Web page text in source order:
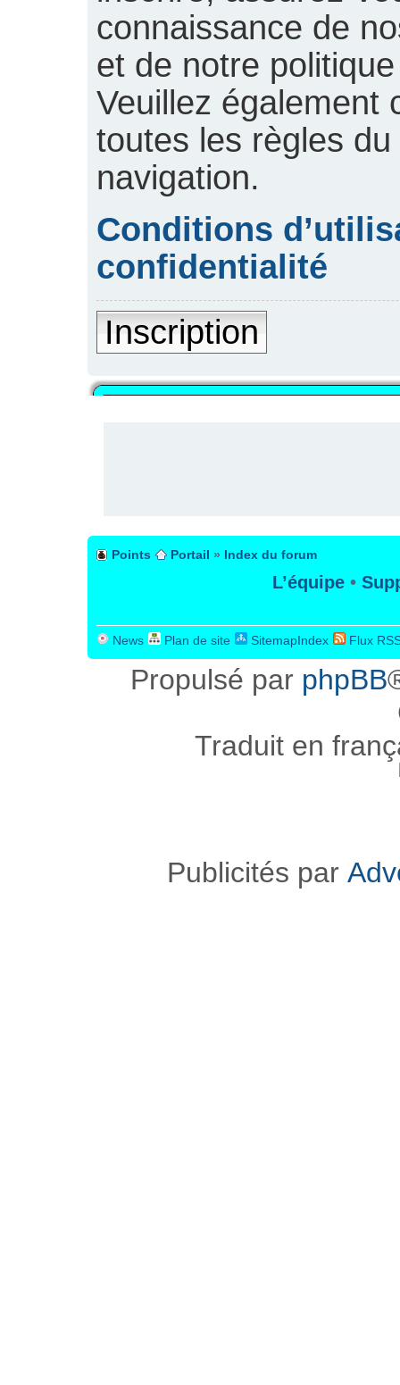
connaissance de
et de notre
Veuillez également
toutes les règles
navigation.
Conditions
confidentialité
Inscription
Points Portail » Index du forum
L’équipe •
News Plan de site SitemapIndex Flux
Propulsé par phpBB
Traduit en
Publicités par